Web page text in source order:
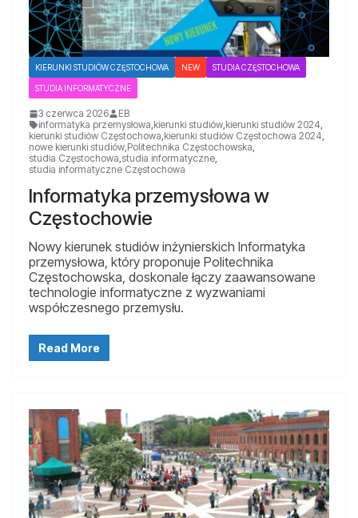
KIERUNKI STUDIÓW CZĘSTOCHOWA NEW STUDIA CZĘSTOCHOWA
STUDIA INFORMATYCZNE
3 czerwca 2026
EB
informatyka przemysłowa,kierunki studiów,kierunki studiów 2024,
kierunki studiów Częstochowa,kierunki studiów Częstochowa 2024,
nowe kierunki studiów,Politechnika Częstochowska,
studia Częstochowa,studia informatyczne,
studia informatyczne Częstochowa
Informatyka przemysłowa w
Częstochowie
Nowy kierunek studiów inżynierskich Informatyka
przemysłowa, który proponuje Politechnika
Częstochowska, doskonale łączy zaawansowane
technologie informatyczne z wyzwaniami
współczesnego przemysłu.
Read More